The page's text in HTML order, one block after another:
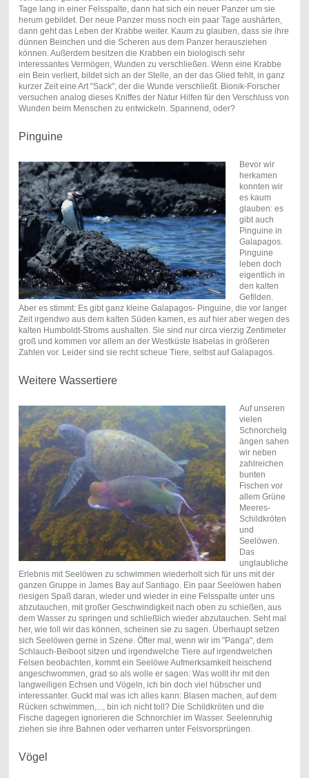
Tage lang in einer Felsspalte, dann hat sich ein neuer Panzer um sie
herum gebildet. Der neue Panzer muss noch ein paar Tage aushärten,
dann geht das Leben der Krabbe weiter. Kaum zu glauben, dass sie ihre
dünnen Beinchen und die Scheren aus dem Panzer herausziehen
können. Außerdem besitzen die Krabben ein biologisch sehr
interessantes Vermögen, Wunden zu verschließen. Wenn eine Krabbe
ein Bein verliert, bildet sich an der Stelle, an der das Glied fehlt, in ganz
kurzer Zeit eine Art "Sack", der die Wunde verschließt. Bionik-Forscher
versuchen analog dieses Kniffes der Natur Hilfen für den Verschluss von
Wunden beim Menschen zu entwickeln. Spannend, oder?
Pinguine
Bevor wir
herkamen
konnten wir
es kaum
glauben: es
gibt auch
Pinguine in
Galapagos.
Pinguine
leben doch
eigentlich in
den kalten
Gefilden.
Aber es stimmt: Es gibt ganz kleine Galapagos- Pinguine, die vor langer
Zeit irgendwo aus dem kalten Süden kamen, es auf hier aber wegen des
kalten Humboldt-Stroms aushalten. Sie sind nur circa vierzig Zentimeter
groß und kommen vor allem an der Westküste Isabelas in größeren
Zahlen vor. Leider sind sie recht scheue Tiere, selbst auf Galapagos.
Weitere Wassertiere
Auf unseren
vielen
Schnorchelg
ängen sahen
wir neben
zahlreichen
bunten
Fischen vor
allem Grüne
Meeres-
Schildkröten
und
Seelöwen.
Das
unglaubliche
Erlebnis mit Seelöwen zu schwimmen wiederholt sich für uns mit der
ganzen Gruppe in James Bay auf Santiago. Ein paar Seelöwen haben
riesigen Spaß daran, wieder und wieder in eine Felsspalte unter uns
abzutauchen, mit großer Geschwindigkeit nach oben zu schießen, aus
dem Wasser zu springen und schließlich wieder abzutauchen. Seht mal
her, wie toll wir das können, scheinen sie zu sagen. Überhaupt setzen
sich Seelöwen gerne in Szene. Öfter mal, wenn wir im "Panga", dem
Schlauch-Beiboot sitzen und irgendwelche Tiere auf irgendwelchen
Felsen beobachten, kommt ein Seelöwe Aufmerksamkeit heischend
angeschwommen, grad so als wolle er sagen: Was wollt ihr mit den
langweiligen Echsen und Vögeln, ich bin doch viel hübscher und
interessanter. Guckt mal was ich alles kann: Blasen machen, auf dem
Rücken schwimmen,..., bin ich nicht toll? Die Schildkröten und die
Fische dagegen ignorieren die Schnorchler im Wasser. Seelenruhig
ziehen sie ihre Bahnen oder verharren unter Felsvorsprüngen.
Vögel